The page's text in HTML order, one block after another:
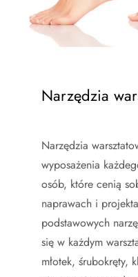
Narzędzia
Narzędzia
wyposażenia
osób, które cenią
naprawach i
podstawowych
się w każdym
młotek, śrubokręty,